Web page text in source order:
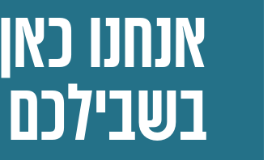
אנחנו כאן
בשבילכם